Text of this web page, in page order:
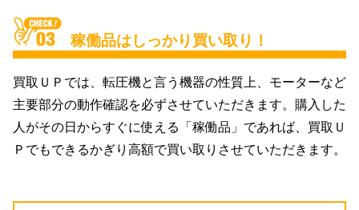
稼働品はしっかり買い取り！
買取ＵＰでは、転圧機と言う機器の性質上、モーターなど
主要部分の動作確認を必ずさせていただきます。購入した
人がその日からすぐに使える「稼働品」であれば、買取Ｕ
Ｐでもできるかぎり高額で買い取りさせていただきます。